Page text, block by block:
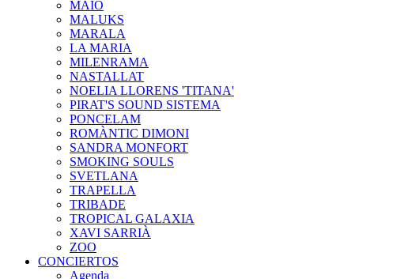
MAIO
MALUKS
MARALA
LA MARIA
MILENRAMA
NASTALLAT
NOELIA LLORENS 'TITANA'
PIRAT'S SOUND SISTEMA
PONCELAM
ROMÀNTIC DIMONI
SANDRA MONFORT
SMOKING SOULS
SVETLANA
TRAPELLA
TRIBADE
TROPICAL GALAXIA
XAVI SARRIÀ
ZOO
CONCIERTOS
Agenda